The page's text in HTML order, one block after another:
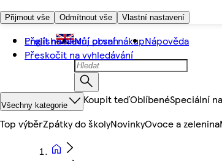
Přijmout vše Odmítnout vše Vlastní nastavení
Přejít na hlavní obsah
Přeskočit na vyhledávání
English Můj první nákupNápověda
Všechny kategorie Koupit teďOblíbenéSpeciální
Top výběrZpátky do školyNovinkyOvoce a zelenina